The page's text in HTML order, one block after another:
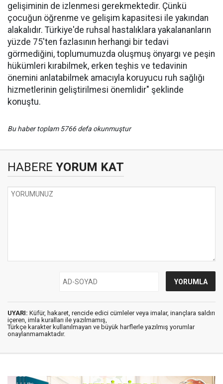
gelişiminin de izlenmesi gerekmektedir. Çünkü
çocuğun öğrenme ve gelişim kapasitesi ile yakından
alakalıdır. Türkiye'de ruhsal hastalıklara yakalananların
yüzde 75'ten fazlasının herhangi bir tedavi
görmediğini, toplumumuzda oluşmuş önyargı ve peşin
hükümleri kırabilmek, erken teşhis ve tedavinin
önemini anlatabilmek amacıyla koruyucu ruh sağlığı
hizmetlerinin geliştirilmesi önemlidir" şeklinde
konuştu.
Bu haber toplam 5766 defa okunmuştur
HABERE YORUM KAT
UYARI: Küfür, hakaret, rencide edici cümleler veya imalar, inançlara saldırı
içeren, imla kuralları ile yazılmamış,
Türkçe karakter kullanılmayan ve büyük harflerle yazılmış yorumlar
onaylanmamaktadır.